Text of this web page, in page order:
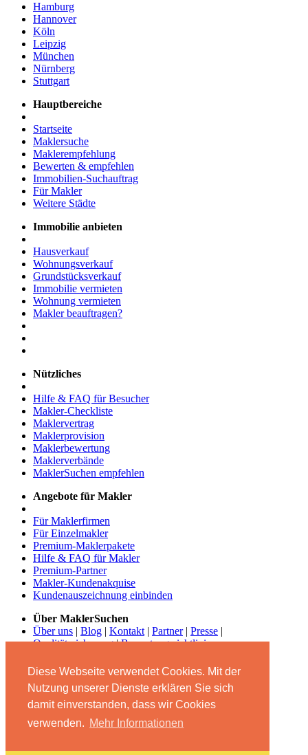
Diese Webseite verwendet Cookies. Mit der
Nutzung unserer Dienste erklären Sie sich
damit einverstanden, dass wir Cookies
verwenden. Mehr Informationen
Hamburg
Hannover
Köln
Leipzig
München
Nürnberg
Stuttgart
Hauptbereiche
Startseite
Maklersuche
Maklerempfehlung
Bewerten & empfehlen
Immobilien-Suchauftrag
Für Makler
Weitere Städte
Immobilie anbieten
Hausverkauf
Wohnungsverkauf
Grundstücksverkauf
Immobilie vermieten
Wohnung vermieten
Makler beauftragen?
Nützliches
Hilfe & FAQ für Besucher
Makler-Checkliste
Maklervertrag
Maklerprovision
Maklerbewertung
Maklerverbände
MaklerSuchen empfehlen
Angebote für Makler
Für Maklerfirmen
Für Einzelmakler
Premium-Maklerpakete
Hilfe & FAQ für Makler
Premium-Partner
Makler-Kundenakquise
Kundenauszeichnung einbinden
Über MaklerSuchen
Über uns | Blog | Kontakt | Partner| Presse |
Qualitätssicherung|Bewertungsrichtlinien
Begleiten Sie uns
© MaklerSuchen.com - Das Maklerbewertungs- und